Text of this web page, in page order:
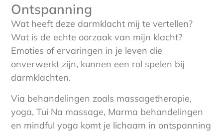
Ontspanning
Wat heeft deze darmklacht mij te vertellen?
Wat is de echte oorzaak van mijn klacht?
Emoties of ervaringen in je leven die
onverwerkt zijn, kunnen een rol spelen bij
darmklachten.
Via behandelingen zoals massagetherapie,
yoga, Tui Na massage, Marma behandelingen
en mindful yoga komt je lichaam in ontspanning